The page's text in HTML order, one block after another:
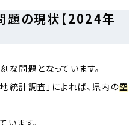
題の現状【2024年
な問題となっています。
統計調査」によれば、県内の空